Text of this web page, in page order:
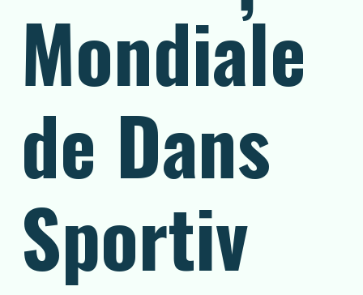
Mondiale
de Dans
Sportiv